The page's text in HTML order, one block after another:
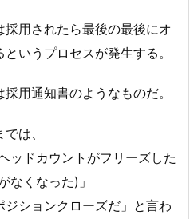
用されたら最後の最後にオ
いうプロセスが発生する。
用通知書のようなものだ。
は、
ッドカウントがフリーズした
なくなった)」
ジションクローズだ」と言わ